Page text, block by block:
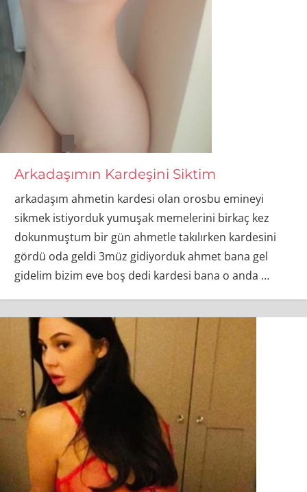
Arkadaşımın Kardeşini Siktim
arkadaşım ahmetin kardesi olan orosbu emineyi
sikmek istiyorduk yumuşak memelerini birkaç kez
dokunmuştum bir gün ahmetle takılırken kardesini
gördü oda geldi 3müz gidiyorduk ahmet bana gel
gidelim bizim eve boş dedi kardesi bana o anda …